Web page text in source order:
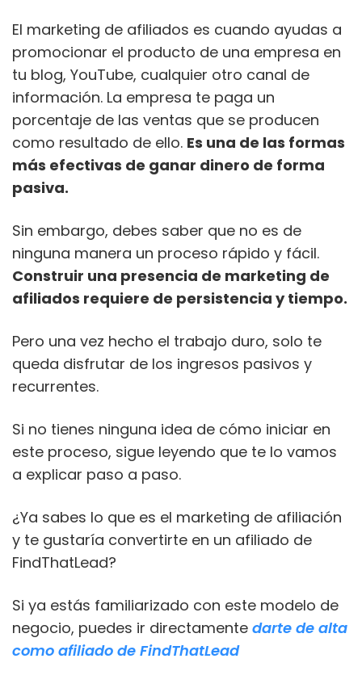
El marketing de afiliados es cuando ayudas a
promocionar el producto de una empresa en
tu blog, YouTube, cualquier otro canal de
información. La empresa te paga un
porcentaje de las ventas que se producen
como resultado de ello. Es una de las formas
más efectivas de ganar dinero de forma
pasiva.
Sin embargo, debes saber que no es de
ninguna manera un proceso rápido y fácil.
Construir una presencia de marketing de
afiliados requiere de persistencia y tiempo.
Pero una vez hecho el trabajo duro, solo te
queda disfrutar de los ingresos pasivos y
recurrentes.
Si no tienes ninguna idea de cómo iniciar en
este proceso, sigue leyendo que te lo vamos
a explicar paso a paso.
¿Ya sabes lo que es el marketing de afiliación
y te gustaría convertirte en un afiliado de
FindThatLead?
Si ya estás familiarizado con este modelo de
negocio, puedes ir directamente darte de alta
como afiliado de FindThatLead